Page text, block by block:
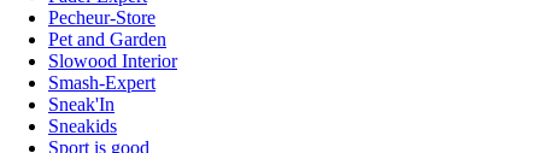
Pecheur-Store
Pet and Garden
Slowood Interior
Smash-Expert
Sneak'In
Sneakids
Sport is good